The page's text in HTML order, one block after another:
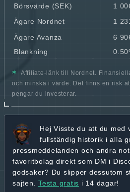
Börsvärde (SEK)
1
Ägare Nordnet
1
Ägare Avanza
6
Blankning
Affiliate-länk till Nordnet.
och minska i värde. Det finns en risk
pengar du investerar.
Hej Visste du att du med
fullständig historik i alla
pressmeddelanden och andra
favoritbolag direkt som DM i
godsaker? Du slipper dessutom
sajten. Testa gratis i 14 dagar!